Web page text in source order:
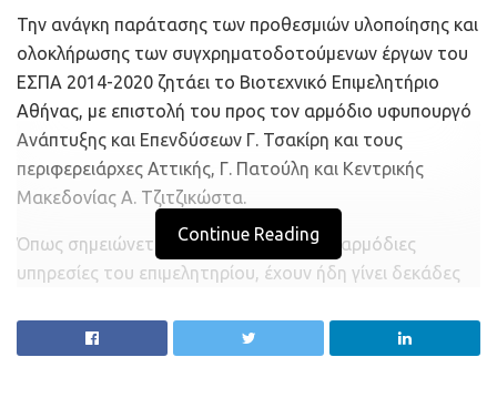
Την ανάγκη παράτασης των προθεσμιών υλοποίησης και
ολοκλήρωσης των συγχρηματοδοτούμενων έργων του
ΕΣΠΑ 2014-2020 ζητάει το Βιοτεχνικό Επιμελητήριο
Αθήνας, με επιστολή του προς τον αρμόδιο υφυπουργό
Ανάπτυξης και Επενδύσεων Γ. Τσακίρη και τους
περιφερειάρχες Αττικής, Γ. Πατούλη και Κεντρικής
Μακεδονίας Α. Τζιτζικώστα.
Όπως σημειώνεται στην επιστολή, στις αρμόδιες
υπηρεσίες του επιμελητηρίου, έχουν ήδη γίνει δεκάδες
αδυνατούν να τηρήσουν τα χρονοδιαγράμματα
απορρόφησης των κονδυλίων του ΕΣΠΑ, καθώς οι
Continue Reading